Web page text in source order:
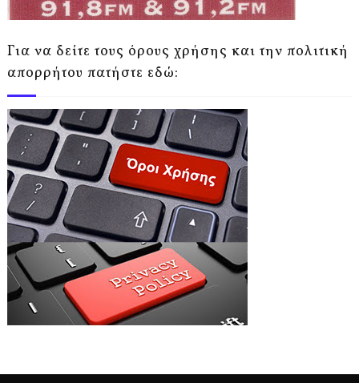
Για να δείτε τους όρους χρήσης και την πολιτική
απορρήτου πατήστε εδώ: